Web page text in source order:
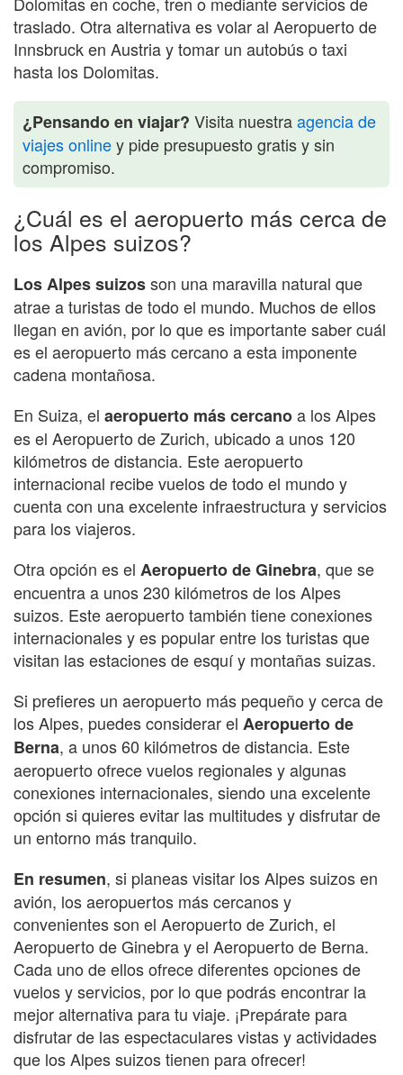
traslado. Otra alternativa es volar al Aeropuerto de
Innsbruck en Austria y tomar un autobús o taxi
hasta los Dolomitas.
¿Pensando en viajar? Visita nuestraagencia de
viajes onliney pide presupuesto gratis y sin
compromiso.
¿Cuál es el aeropuerto más cerca de
los Alpes suizos?
Los Alpes suizosson una maravilla natural que
atrae a turistas de todo el mundo. Muchos de ellos
llegan en avión, por lo que es importante saber cuál
es el aeropuerto más cercano a esta imponente
cadena montañosa.
En Suiza, el aeropuerto más cercanoa los Alpes
es el Aeropuerto de Zurich, ubicado a unos 120
kilómetros de distancia. Este aeropuerto
internacional recibe vuelos de todo el mundo y
cuenta con una excelente infraestructura y servicios
para los viajeros.
Otra opción es el Aeropuerto de Ginebra, que se
encuentra a unos 230 kilómetros de los Alpes
suizos. Este aeropuerto también tiene conexiones
internacionales y es popular entre los turistas que
visitan las estaciones de esquí y montañas suizas.
Si prefieres un aeropuerto más pequeño y cerca de
los Alpes, puedes considerar el Aeropuerto de
Berna, a unos 60 kilómetros de distancia. Este
aeropuerto ofrece vuelos regionales y algunas
conexiones internacionales, siendo una excelente
opción si quieres evitar las multitudes y disfrutar de
un entorno más tranquilo.
En resumen, si planeas visitar los Alpes suizos en
avión, los aeropuertos más cercanos y
convenientes son el Aeropuerto de Zurich, el
Aeropuerto de Ginebra y el Aeropuerto de Berna.
Cada uno de ellos ofrece diferentes opciones de
vuelos y servicios, por lo que podrás encontrar la
mejor alternativa para tu viaje. ¡Prepárate para
disfrutar de las espectaculares vistas y actividades
que los Alpes suizos tienen para ofrecer!